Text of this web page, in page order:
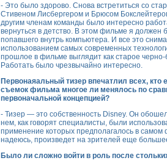
- Это было здорово. Снова встретиться со
Стивеном Лисбергером и Брюсом
другим членам команды было интересно
вернуться в детство. В этом фильме я должен
попавшего внутрь компьютера. И все это
использованием самых современных
прошлое в фильме выглядит как старое
Работать было чрезвычайно интересно.
Первонаяальный тизер впечатлил всех, кто
съемок фильма многое ли менялось по
первоначальной концепцией?
- Тизер — это собственность Disney. Он
нем, как говорят специалисты, были
применение которых предполагалось в
надеюсь, произведет на зрителей еще
Было ли сложно войти в роль после